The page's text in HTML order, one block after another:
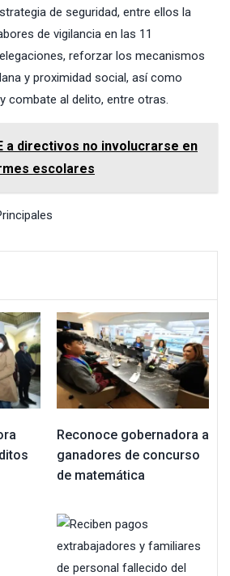
de seguridad, entre ellos la
de vigilancia en las 11
reforzar los mecanismos
y proximidad social, así como
combate al delito, entre otras.
a directivos no involucrarse en
escolares
Reconoce gobernadora a
ganadores de concurso
de matemática